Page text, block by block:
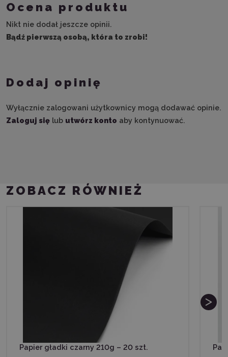
Ocena produktu
Nikt nie dodał jeszcze opinii.
Bądź pierwszą osobą, która to zrobi!
Dodaj opinię
Wyłącznie zalogowani użytkownicy mogą dodawać opinie.
Zaloguj się lub utwórz konto aby kontynuować.
ZOBACZ RÓWNIEŻ
Papier gładki czarny 210g – 20 szt.